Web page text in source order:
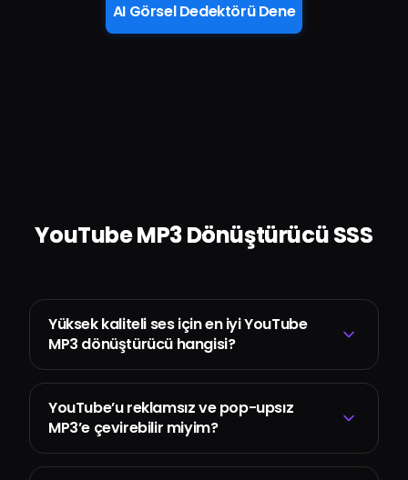
AI Görsel Dedektörü Dene
YouTube MP3 Dönüştürücü SSS
Yüksek kaliteli ses için en iyi YouTube
MP3 dönüştürücü hangisi?
YouTube’u reklamsız ve pop-upsız
MP3’e çevirebilir miyim?